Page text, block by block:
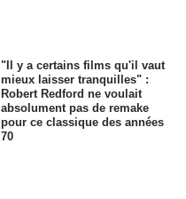
"Il y a certains films qu'il vaut
mieux laisser tranquilles" :
Robert Redford ne voulait
absolument pas de remake
pour ce classique des années
70